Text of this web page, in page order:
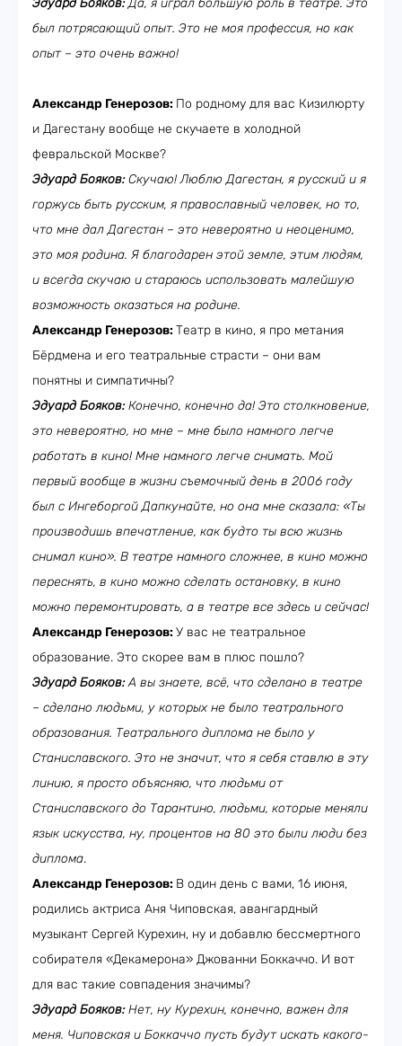
Эдуард Бояков:Да, я играл большую роль в театре. Это
был потрясающий опыт. Это не моя профессия, но как
опыт – это очень важно!
Александр Генерозов: По родному для вас Кизилюрту
и Дагестану вообще не скучаете в холодной
февральской Москве?
Эдуард Бояков:Скучаю! Люблю Дагестан, я русский и я
горжусь быть русским, я православный человек, но то,
что мне дал Дагестан – это невероятно и неоценимо,
это моя родина. Я благодарен этой земле, этим людям,
и всегда скучаю и стараюсь использовать малейшую
возможность оказаться на родине.
Александр Генерозов:Театр в кино, я про метания
Бёрдмена и его театральные страсти – они вам
понятны и симпатичны?
Эдуард Бояков:Конечно, конечно да! Это столкновение,
это невероятно, но мне – мне было намного легче
работать в кино! Мне намного легче снимать. Мой
первый вообще в жизни съемочный день в 2006 году
был с Ингеборгой Дапкунайте, но она мне сказала: «Ты
производишь впечатление, как будто ты всю жизнь
снимал кино». В театре намного сложнее, в кино можно
переснять, в кино можно сделать остановку, в кино
можно перемонтировать, а в театре все здесь и сейчас!
Александр Генерозов:У вас не театральное
образование. Это скорее вам в плюс пошло?
Эдуард Бояков:А вы знаете, всё, что сделано в театре
– сделано людьми, у которых не было театрального
образования. Театрального диплома не было у
Станиславского. Это не значит, что я себя ставлю в эту
линию, я просто объясняю, что людьми от
Станиславского до Тарантино, людьми, которые меняли
язык искусства, ну, процентов на 80 это были люди без
диплома.
Александр Генерозов: В один день с вами, 16 июня,
родились актриса Аня Чиповская, авангардный
музыкант Сергей Курехин, ну и добавлю бессмертного
собирателя «Декамерона» Джованни Боккаччо. И вот
для вас такие совпадения значимы?
Эдуард Бояков:Нет, ну Курехин, конечно, важен для
меня. Чиповская и Боккаччо пусть будут искать какого-